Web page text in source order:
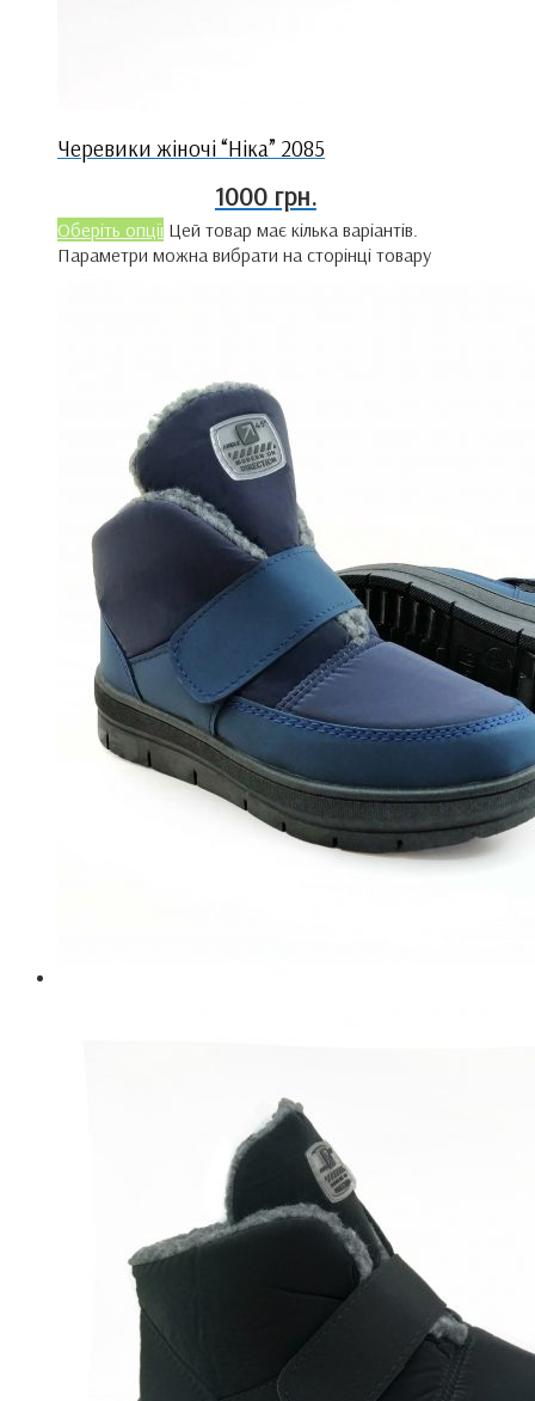
Черевики жіночі “Ніка” 2085
1000 грн.
Оберіть опції Цей товар має кілька варіантів.
Параметри можна вибрати на сторінці товару